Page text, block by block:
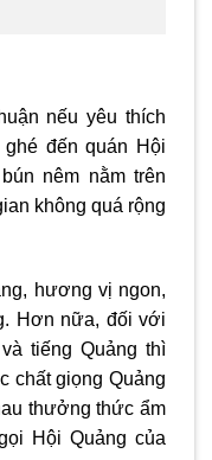
nếu yêu thích
đến quán Hội
nêm nằm trên
không quá rộng
hương vị ngon,
Hơn nữa, đối với
tiếng Quảng thì
chất giọng Quảng
thưởng thức ẩm
Hội Quảng của